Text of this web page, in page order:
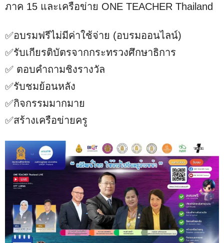
ภาค 15 และเครือข่าย ONE TEACHER Thailand
✅อบรมฟรีไม่มีค่าใช้จ่าย (อบรมออนไลน์)
✅รับเกียรติบัตรจากกระทรวงศึกษาธิการ
✅ ตอบคำถามชิงรางวัล
✅รับชมย้อนหลัง
✅กิจกรรมมากมาย
✅สร้างเครือข่ายครู